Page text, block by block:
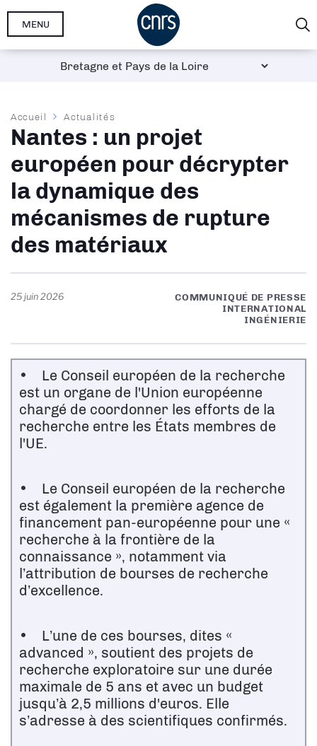
Aller
MENU
Fil
d'Ariane
Accueil Actualités
Nantes : un projet
européen pour décrypter
la dynamique des
mécanismes de rupture
des matériaux
25 juin 2026
COMMUNIQUÉ DE PRESSE
INTERNATIONAL
INGÉNIERIE
• Le Conseil européen de la recherche
est un organe de l'Union européenne
chargé de coordonner les efforts de la
recherche entre les États membres de
l'UE.
• Le Conseil européen de la recherche
est également la première agence de
financement pan-européenne pour une «
recherche à la frontière de la
connaissance », notamment via
l’attribution de bourses de recherche
d’excellence.
• L’une de ces bourses, dites «
advanced », soutient des projets de
recherche exploratoire sur une durée
maximale de 5 ans et avec un budget
jusqu’à 2,5 millions d'euros. Elle
s’adresse à des scientifiques confirmés.